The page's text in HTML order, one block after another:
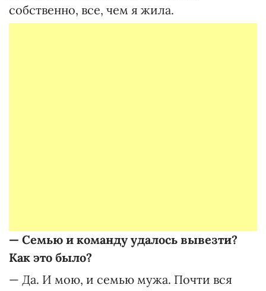
собственно, все, чем я жила.
— Семью и команду удалось вывезти?
Как это было?
— Да. И мою, и семью мужа. Почти вся